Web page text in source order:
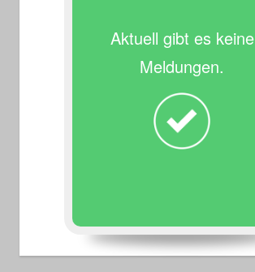
Aktuell gibt es keine
Meldungen.